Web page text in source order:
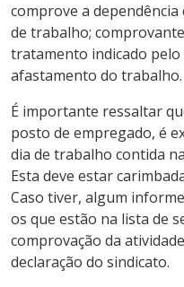
comprove a
de trabalho;
tratamento indicado pelo
afastamento do trabalho.
É importante ressaltar
posto de empregado, é
dia de trabalho contida
Esta deve estar
Caso tiver, algum
os que estão na lista de
comprovação da
declaração do sindicato.